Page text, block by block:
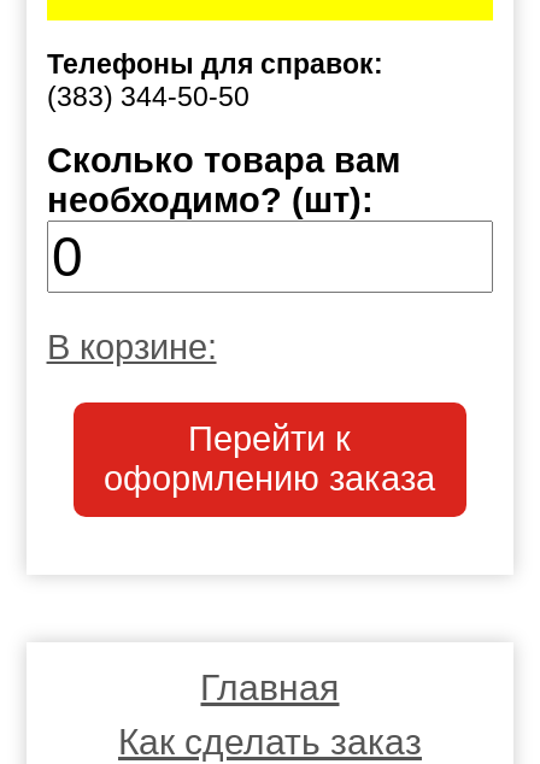
Телефоны для справок:
(383) 344-50-50
Сколько товара вам
необходимо? (шт):
В корзине:
Перейти к
оформлению заказа
Главная
Как сделать заказ